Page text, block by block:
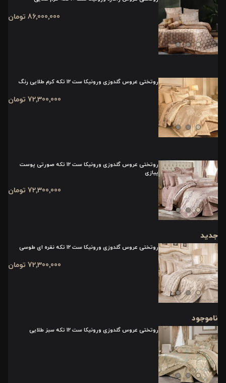
86٬000٬000 تومان
روتختی عروس گلدوزی ورونیکا ست 12 تکه کرم طلایی رنگ
72٬300٬000 تومان
روتختی عروس گلدوزی ورونیکا ست 12 تکه صورتی پوست
پیازی
72٬300٬000 تومان
جدید
روتختی عروس گلدوزی ورونیکا ست 12 تکه نقره ای طوسی
72٬300٬000 تومان
ناموجود
روتختی عروس گلدوزی ورونیکا ست 12 تکه سبز طلایی